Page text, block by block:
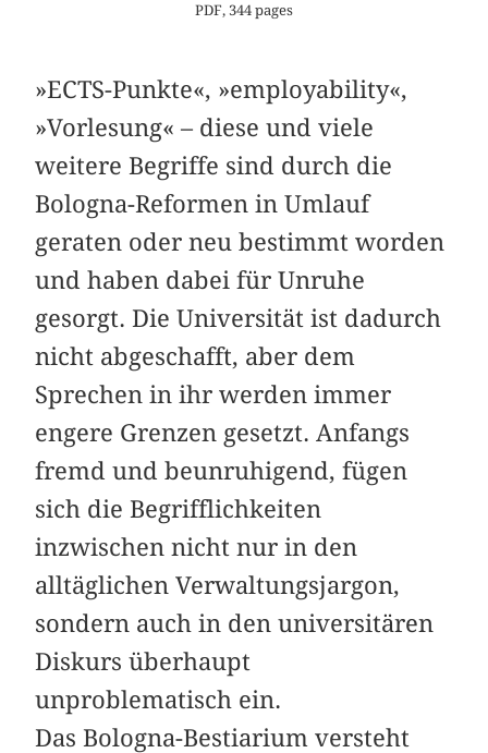
PDF, 344 pages
»ECTS-Punkte«, »employability«,
»Vorlesung« – diese und viele
weitere Begriffe sind durch die
Bologna-Reformen in Umlauf
geraten oder neu bestimmt worden
und haben dabei für Unruhe
gesorgt. Die Universität ist dadurch
nicht abgeschafft, aber dem
Sprechen in ihr werden immer
engere Grenzen gesetzt. Anfangs
fremd und beunruhigend, fügen
sich die Begrifflichkeiten
inzwischen nicht nur in den
alltäglichen Verwaltungsjargon,
sondern auch in den universitären
Diskurs überhaupt
unproblematisch ein.
Das Bologna-Bestiarium versteht